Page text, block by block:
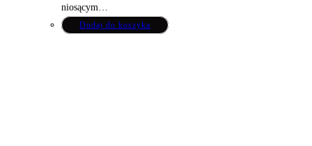
niosącym…
Dodaj do koszyka